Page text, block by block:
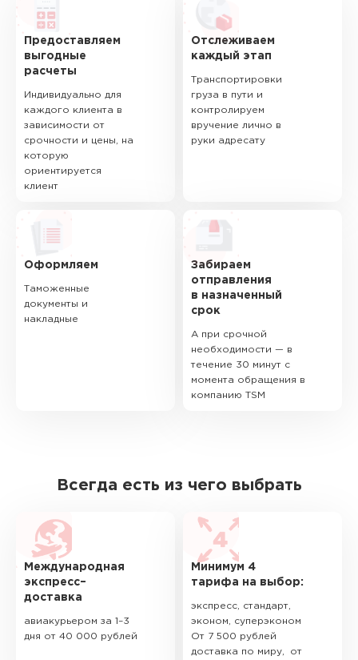
Предоставляем
выгодные
расчеты
Индивидуально для
каждого клиента в
зависимости от
срочности и цены, на
которую
ориентируется
клиент
Отслеживаем
каждый этап
Транспортировки
груза в пути и
контролируем
вручение лично в
руки адресату
Оформляем
Таможенные
документы и
накладные
Забираем
отправления
в назначенный
срок
А при срочной
необходимости — в
течение 30 минут с
момента обращения в
компанию TSM
Всегда есть из чего выбрать
Международная
экспресс–
доставка
авиакурьером за 1–3
дня от 40 000 рублей
Минимум 4
тарифа на выбор:
экспресс, стандарт,
эконом, суперэконом
От 7 500 рублей
доставка по миру, от